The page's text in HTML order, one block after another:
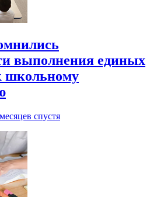
выполнения единых
школьному
спустя